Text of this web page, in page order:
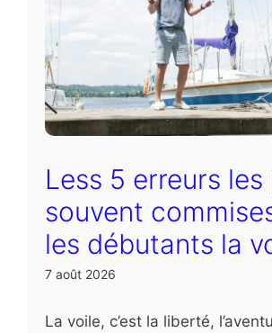
Less 5 erreurs les
souvent
les débutants la
7 août 2026
La voile, c’est la liberté,